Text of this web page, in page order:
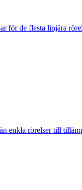
för de flesta linjära
enkla rörelser till